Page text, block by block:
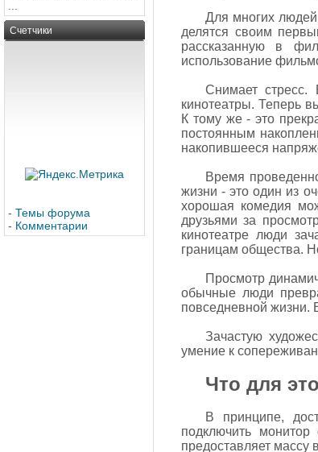
Счетчики
- Темы форума
- Комментарии
Для многих
делятся своим
рассказанную в
использование
Снимает
кинотеатры. Теперь
К тому же - это
постоянным
накопившееся
Время
жизни - это один из
хорошая комедия
друзьями за
кинотеатре люди
границам общества.
Просмотр
обычные люди
повседневной жизни.
Зачастую
умение к
Что для
В принципе,
подключить
предоставляет массу